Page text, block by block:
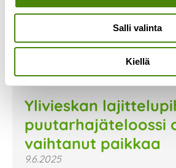
Salli valinta
Kiellä
Ylivieskan
puutarhajäteloossi
vaihtanut paikkaa
9.6.2025